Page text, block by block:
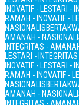
INOVATIF - LESTARI -
RAMAH - INOVATIF -
NASIONALIS
AMANAH -
INTEGRITAS -
LESTARI -
INOVATIF - LESTARI -
RAMAH - INOVATIF -
NASIONALIS
AMANAH -